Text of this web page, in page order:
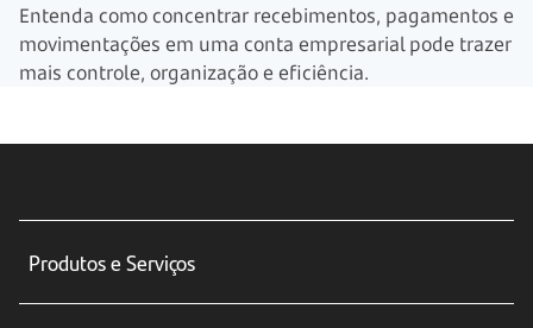
Entenda como concentrar recebimentos, pagamentos e
movimentações em uma conta empresarial pode trazer
mais controle, organização e eficiência.
Produtos e Serviços